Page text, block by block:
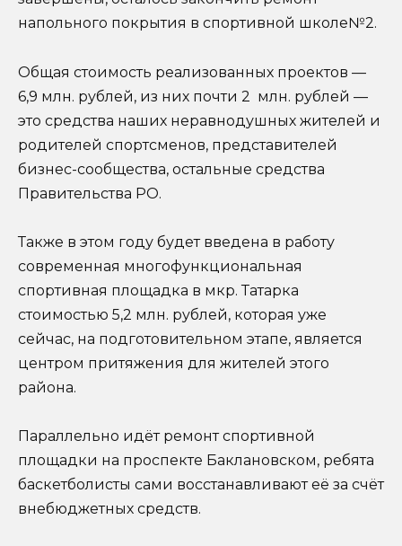
напольного покрытия в спортивной школе№2.
Общая стоимость реализованных проектов —
6,9 млн. рублей, из них почти 2 млн. рублей —
это средства наших неравнодушных жителей и
родителей спортсменов, представителей
бизнес-сообщества, остальные средства
Правительства РО.
Также в этом году будет введена в работу
современная многофункциональная
спортивная площадка в мкр. Татарка
стоимостью 5,2 млн. рублей, которая уже
сейчас, на подготовительном этапе, является
центром притяжения для жителей этого
района.
Параллельно идёт ремонт спортивной
площадки на проспекте Баклановском, ребята
баскетболисты сами восстанавливают её за счёт
внебюджетных средств.